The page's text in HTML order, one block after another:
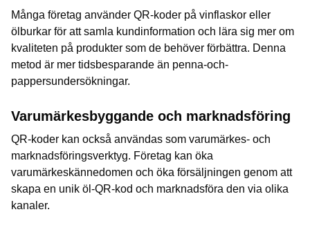
Många företag använder QR-koder på vinflaskor eller
ölburkar för att samla kundinformation och lära sig mer om
kvaliteten på produkter som de behöver förbättra. Denna
metod är mer tidsbesparande än penna-och-
pappersundersökningar.
Varumärkesbyggande och marknadsföring
QR-koder kan också användas som varumärkes- och
marknadsföringsverktyg. Företag kan öka
varumärkeskännedomen och öka försäljningen genom att
skapa en unik öl-QR-kod och marknadsföra den via olika
kanaler.